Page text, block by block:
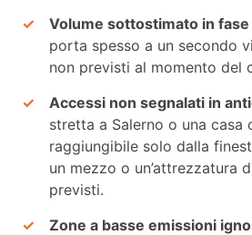
Volume sottostimato in
porta spesso a un secondo
non previsti al momento del
Accessi non segnalati in
stretta a Salerno o una casa
raggiungibile solo dalla
un mezzo o un’attrezzatura
previsti.
Zone a basse emissioni